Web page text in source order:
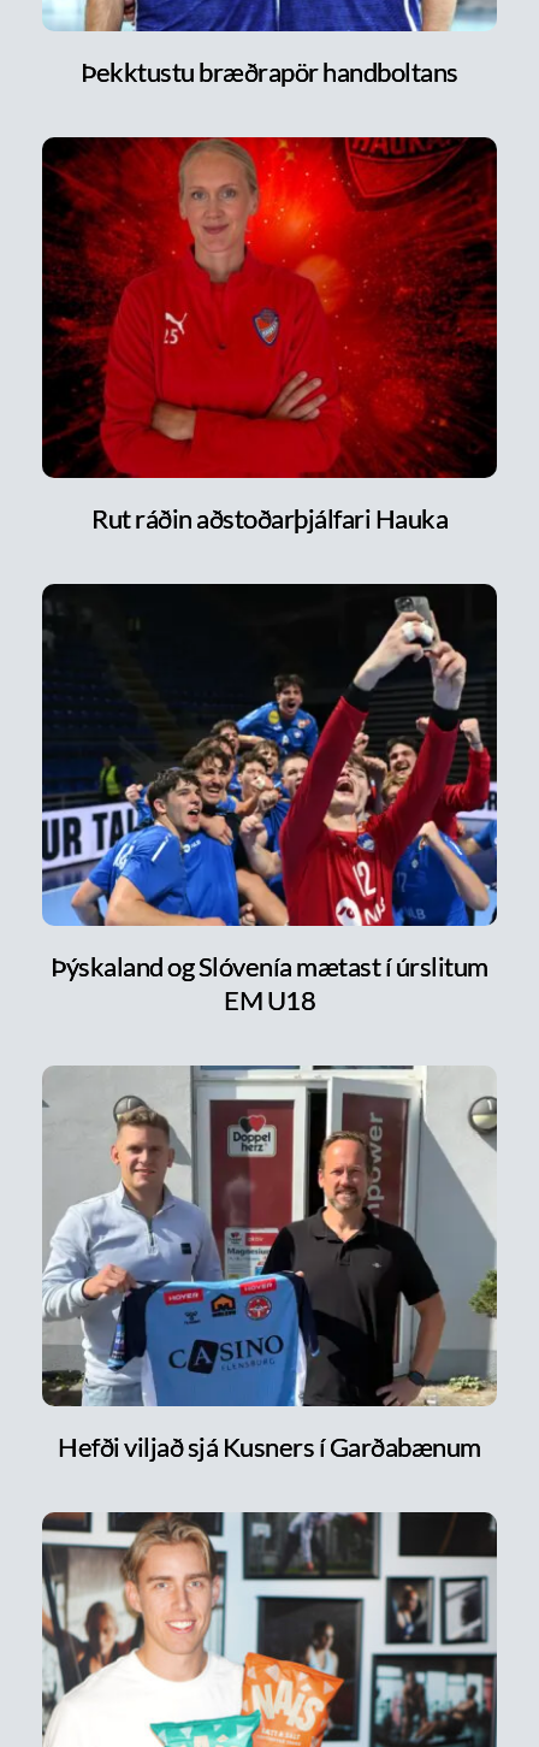
Þekktustu bræðrapör handboltans
Rut ráðin aðstoðarþjálfari Hauka
Þýskaland og Slóvenía mætast í úrslitum
EM U18
Hefði viljað sjá Kusners í Garðabænum